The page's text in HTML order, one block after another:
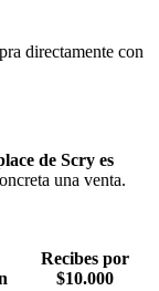
directamente con
de Scry es
una venta.
Recibes por
$10.000